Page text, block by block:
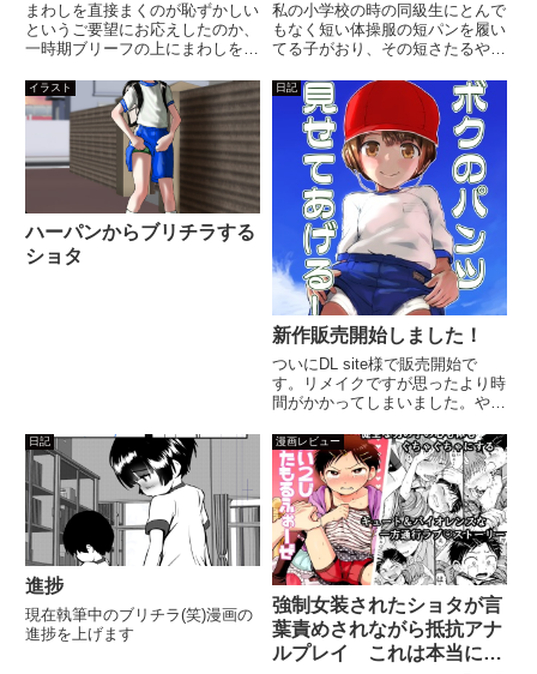
まわしを直接まくのが恥ずかしい
というご要望にお応えしたのか、
一時期ブリーフの上にまわしをま
に時々出てきますね。なんかそっ
ちの方が恥ずかしいんじゃないか
と思うのは私だけでしょうか。今
はまわしに短パンが付属した奴
も...
私の小学校の時の同級生にとんで
もなく短い体操服の短パンを履い
てる子がおり、その短さたるや普
らも白ブリがはみ出ているほどで
した。当時は白ブリーフが当たり
前だったとは言え、流石に常時は
み出しているのは彼くらいのも
イラスト
ハーパンからブリチラする
ショタ
日記
新作販売開始しました！
ついにDL site様で販売開始で
す。リメイクですが思ったより時
間がかかってしまいました。やっ
ないので。改めて白ブリっていい
なぁと思っていただければ幸いで
す。早くこの2人でラブラブえっ
ちさせたいなぁ・・・サンプ...
日記
進捗
現在執筆中のブリチラ(笑)漫画の
進捗を上げます
漫画レビュー
強制女装されたショタが言
葉責めされながら抵抗アナ
ルプレイ これは本当にす